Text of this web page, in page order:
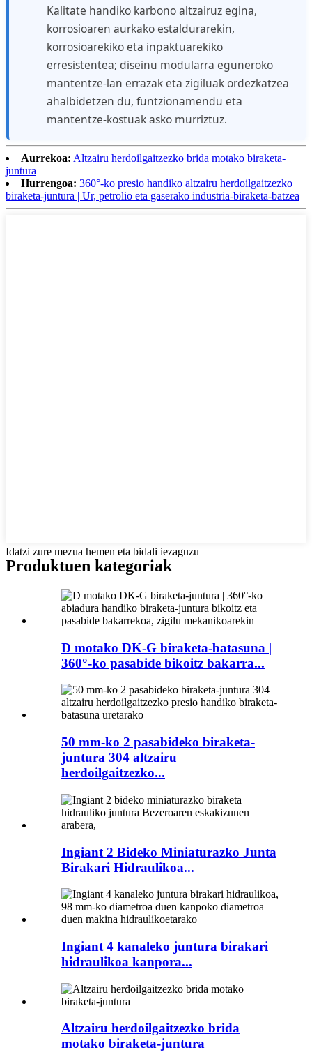
Kalitate handiko karbono altzairuz egina,
korrosioaren aurkako estaldurarekin,
korrosioarekiko eta inpaktuarekiko
erresistentea; diseinu modularra eguneroko
mantentze-lan errazak eta zigiluak ordezkatzea
ahalbidetzen du, funtzionamendu eta
mantentze-kostuak asko murriztuz.
Aurrekoa: Altzairu herdoilgaitzezko brida motako biraketa-
juntura
Hurrengoa: 360°-ko presio handiko altzairu herdoilgaitzezko
biraketa-juntura | Ur, petrolio eta gaserako industria-biraketa-batzea
Idatzi zure mezua hemen eta bidali iezaguzu
Produktuen kategoriak
D motako DK-G biraketa-batasuna |
360°-ko pasabide bikoitz bakarra...
50 mm-ko 2 pasabideko biraketa-
juntura 304 altzairu
herdoilgaitzezko...
Ingiant 2 Bideko Miniaturazko Junta
Birakari Hidraulikoa...
Ingiant 4 kanaleko juntura birakari
hidraulikoa kanpora...
Altzairu herdoilgaitzezko brida
motako biraketa-juntura